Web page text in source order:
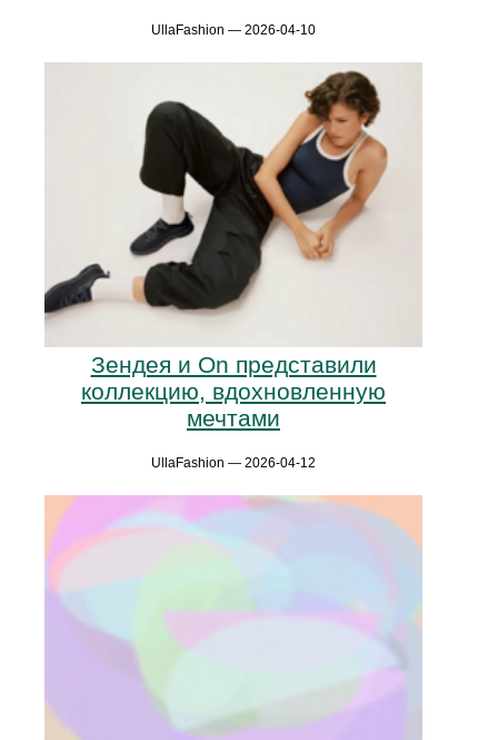
UllaFashion — 2026-04-10
Зендея и On представили
коллекцию, вдохновленную
мечтами
UllaFashion — 2026-04-12